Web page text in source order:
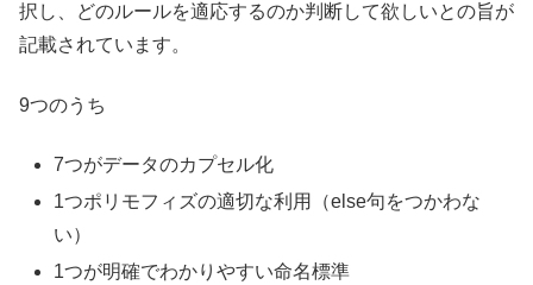
択し、どのルールを適応するのか判断して欲しいとの旨が
記載されています。
9つのうち
7つがデータのカプセル化
1つポリモフィズの適切な利用（else句をつかわな
い）
1つが明確でわかりやすい命名標準